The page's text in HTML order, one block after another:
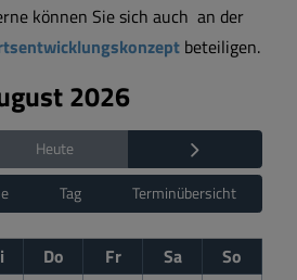
können Sie sich auch an der
beteiligen.
Heute
2026
Tag Terminübersicht
Do Fr Sa So